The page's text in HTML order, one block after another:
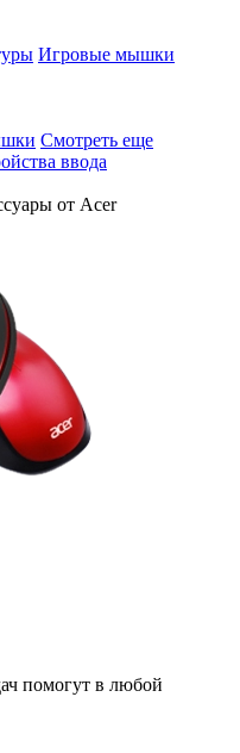
Игровые мышки
Смотреть еще
ввода
от Acer
помогут в любой